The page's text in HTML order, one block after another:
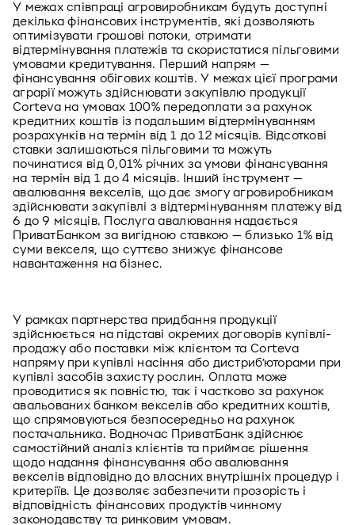
У межах співпраці агровиробникам будуть доступні
декілька фінансових інструментів, які дозволяють
оптимізувати грошові потоки, отримати
відтермінування платежів та скористатися пільговими
умовами кредитування. Перший напрям —
фінансування обігових коштів. У межах цієї програми
аграрії можуть здійснювати закупівлю продукції
Corteva на умовах 100% передоплати за рахунок
кредитних коштів із подальшим відтермінуванням
розрахунків на термін від 1 до 12 місяців. Відсоткові
ставки залишаються пільговими та можуть
починатися від 0,01% річних за умови фінансування
на термін від 1 до 4 місяців. Інший інструмент —
авалювання векселів, що дає змогу агровиробникам
здійснювати закупівлі з відтермінуванням платежу від
6 до 9 місяців. Послуга авалювання надається
ПриватБанком за вигідною ставкою — близько 1% від
суми векселя, що суттєво знижує фінансове
навантаження на бізнес.
У рамках партнерства придбання продукції
здійснюється на підставі окремих договорів купівлі-
продажу або поставки між клієнтом та Corteva
напряму при купівлі насіння або дистриб’юторами при
купівлі засобів захисту рослин. Оплата може
проводитися як повністю, так і частково за рахунок
авальованих банком векселів або кредитних коштів,
що спрямовуються безпосередньо на рахунок
постачальника. Водночас ПриватБанк здійснює
самостійний аналіз клієнтів та приймає рішення
щодо надання фінансування або авалювання
векселів відповідно до власних внутрішніх процедур і
критеріїв. Це дозволяє забезпечити прозорість і
відповідність фінансових продуктів чинному
законодавству та ринковим умовам.